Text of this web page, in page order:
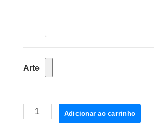
Arte
Canecas
de
Adicionar ao carrinho